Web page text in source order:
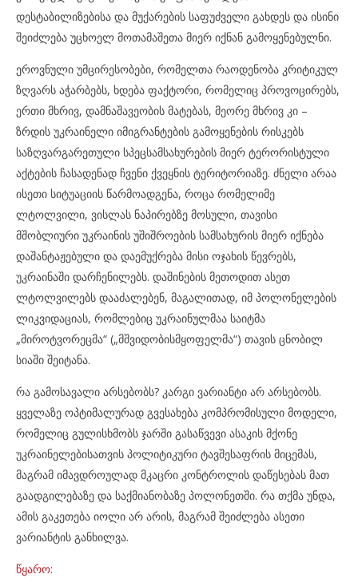
დესტაბილიზებისა და მუქარების საფუძველი გახდეს და ისინი
შეიძლება უცხოელ მოთამაშეთა მიერ იქნან გამოყენებულნი.
ეროვნული უმცირესობები, რომელთა რაოდენობა კრიტიკულ
ზღვარს აჭარბებს, ხდება ფაქტორი, რომელიც პროვოცირებს,
ერთი მხრივ, დამნაშავეობის მატებას, მეორე მხრივ კი –
ზრდის უკრაინელი იმიგრანტების გამოყენების რისკებს
საზღვარგარეთული სპეცსამსახურების მიერ ტერორისტული
აქტების ჩასადენად ჩვენი ქვეყნის ტერიტორიაზე. ძნელი არაა
ისეთი სიტუაციის წარმოადგენა, როცა რომელიმე
ლტოლვილი, ვისლას ნაპირებზე მოსული, თავისი
მშობლიური უკრაინის უშიშროების სამსახურის მიერ იქნება
დაშანტაჟებული და დაემუქრება მისი ოჯახის წევრებს,
უკრაინაში დარჩენილებს. დაშინების მეთოდით ასეთ
ლტოლვილებს დააძალებენ, მაგალითად, იმ პოლონელების
ლიკვიდაციას, რომლებიც უკრაინულმაა საიტმა
„მიროტვორეცმა“ („მშვიდობისმყოფელმა“) თავის ცნობილ
სიაში შეიტანა.
რა გამოსავალი არსებობს? კარგი ვარიანტი არ არსებობს.
ყველაზე ოპტიმალურად გვესახება კომპრომისული მოდელი,
რომელიც გულისხმობს ჯარში გასაწვევი ასაკის მქონე
უკრაინელებისათვის პოლიტიკური ტავშესაფრის მიცემას,
მაგრამ იმავდროულად მკაცრი კონტროლის დაწესებას მათ
გაადგილებაზე და საქმიანობაზე პოლონეთში. რა თქმა უნდა,
ამის გაკეთება იოლი არ არის, მაგრამ შეიძლება ასეთი
ვარიანტის განხილვა.
წყარო: